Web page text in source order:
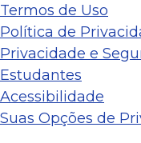
Termos de Uso
Política de
Privacidade e
Estudantes
Acessibilidade
Suas Opções de